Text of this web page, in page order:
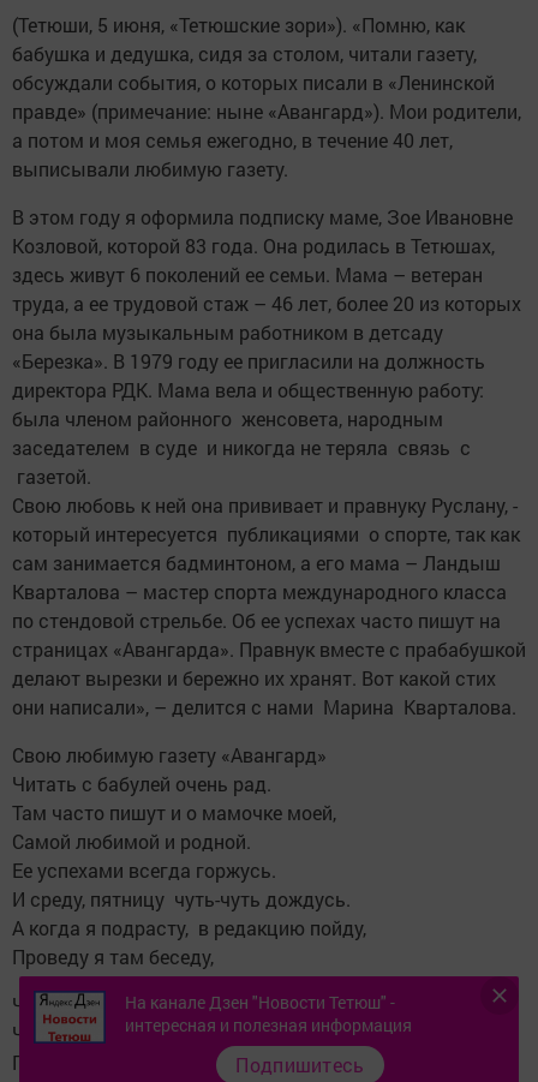
(Тетюши, 5 июня, «Тетюшские зори»). «Помню, как
бабушка и дедушка, сидя за столом, читали газету,
обсуждали события, о которых писали в «Ленинской
правде» (примечание: ныне «Авангард»). Мои родители,
а потом и моя семья ежегодно, в течение 40 лет,
выписывали ­любимую газету.
В этом году я оформила ­подписку маме, Зое ­Ивановне
Козловой, которой 83 года. Она родилась в Тетюшах,
здесь живут 6 поколений ее семьи. Мама – ветеран
труда, а ее трудовой стаж – 46 лет, более 20 из которых
она была музыкальным работником в детсаду
­«Березка». В 1979 году ее пригласили на должность
директора РДК. Мама вела и общест­венную работу:
была членом районного женсовета, народным
заседателем в суде и никогда не ­теряла связь с
газетой.
Свою любовь к ней она прививает и правнуку Руслану, ­
который интересуется публикациями о спорте, так как
сам занимается бадминтоном, а его мама – Ландыш
Кварталова – мастер спорта международного класса
по стендовой стрельбе. Об ее ­успехах часто пишут на
страницах «Авангарда». Правнук вмес­те с прабабушкой
делают вырезки и бережно их хранят. Вот какой стих
они написали», – ­делится с нами ­Марина ­ Кварталова.
Свою любимую газету «Авангард»
Читать с бабулей очень рад.
Там часто пишут и о мамочке моей,
Самой любимой и родной.
Ее успехами всегда горжусь.
И среду, пятницу чуть-чуть дождусь.
А когда я подрасту, в редакцию пойду,
Проведу я там беседу,
Что «Авангард» – любимая газета.
Читает вся моя родня и даже я,
Поэтому я рад выписывать газету «Авангард».
На канале Дзен "Новости Тетюш" -
интересная и полезная информация
Подпишитесь